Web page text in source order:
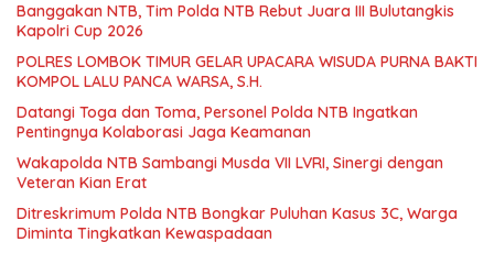
Banggakan NTB, Tim Polda NTB Rebut Juara III Bulutangkis
Kapolri Cup 2026
POLRES LOMBOK TIMUR GELAR UPACARA WISUDA PURNA BAKTI
KOMPOL LALU PANCA WARSA, S.H.
Datangi Toga dan Toma, Personel Polda NTB Ingatkan
Pentingnya Kolaborasi Jaga Keamanan
Wakapolda NTB Sambangi Musda VII LVRI, Sinergi dengan
Veteran Kian Erat
Ditreskrimum Polda NTB Bongkar Puluhan Kasus 3C, Warga
Diminta Tingkatkan Kewaspadaan